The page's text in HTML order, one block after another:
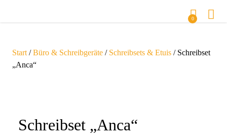
0
Start /Büro & Schreibgeräte / Schreibsets & Etuis / Schreibset
„Anca“
Schreibset „Anca“